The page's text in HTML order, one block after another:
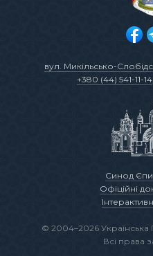
вул. Микільсько-
+380 (44) 541-11-14,
Синод
Офіційні
© 2004–2026
Всі права